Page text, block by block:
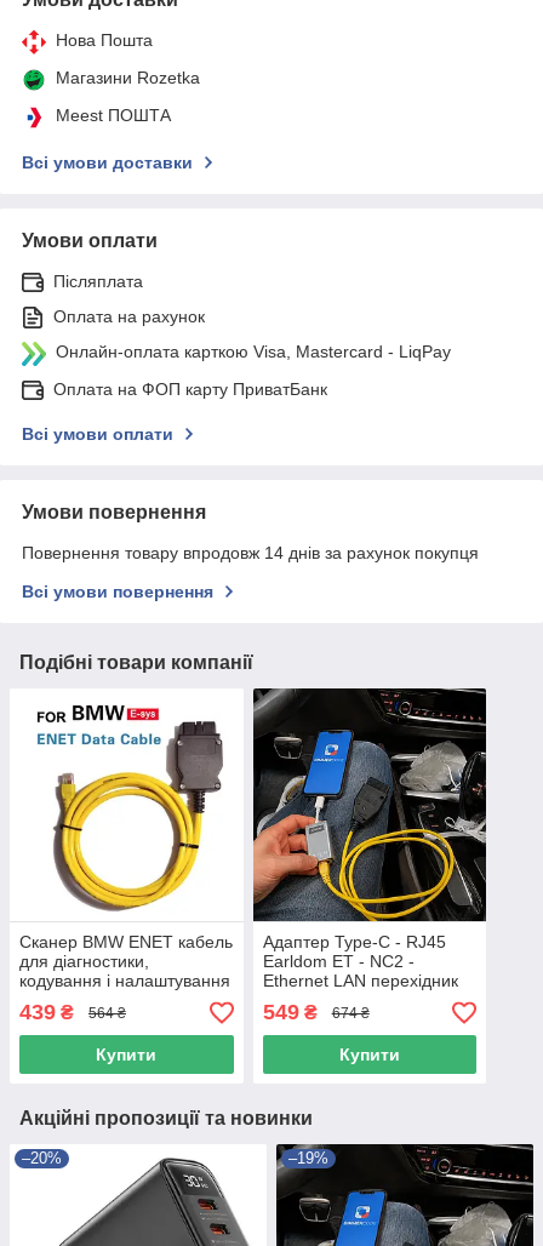
Нова Пошта
Магазини Rozetka
Meest ПОШТА
Всі умови доставки
Умови оплати
Післяплата
Оплата на рахунок
Онлайн-оплата карткою Visa, Mastercard - LiqPay
Оплата на ФОП карту ПриватБанк
Всі умови оплати
Умови повернення
Повернення товару впродовж 14 днів за рахунок покупця
Всі умови повернення
Подібні товари компанії
Сканер BMW ENET кабель
для діагностики,
кодування і налаштування
BMW F-series (ESYS,
Ethernet, ICOM) енет
439 ₴ 564 ₴
Купити
Адаптер Type-C - RJ45
Earldom ET - NC2 -
Ethernet LAN перехідник
мереживна карта 100
Мбіт/с (12 см)
549₴ 674 ₴
Купити
Акційні пропозиції та новинки
–20% –19%